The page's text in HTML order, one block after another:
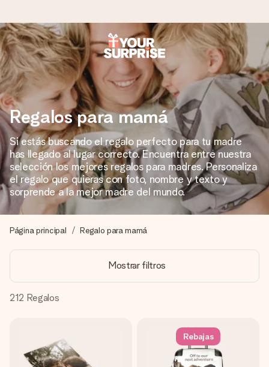
Pide hoy y se envía en 1 día laborable
Preparamos tu regalo con cuidado y lo enviamos al vuelo,
para que lo entregues en el momento perfecto, cuando más
importa.
4,5 (basado en +15.000 opiniones)
Nuestros regalos inspiran. Los clientes nos dan un 4,5 en
Google Reviews.
Crea algo único en pocos pasos – con su nombre, tu foto o
un mensaje que llegue al corazón. Sin complicaciones, solo
todo el amor para el momento.
Regalos para mamá
Si estás buscando el regalo perfecto para tu madre
has llegado al lugar correcto. Encuentra entre nuestra
selección los mejores regalos para madres. Personaliza
el regalo que quieras con foto, nombre y texto y
sorprende a la mejor madre del mundo.
Página principal Regalo para mamá
Mostrar filtros
212 Regalos
Rebajas